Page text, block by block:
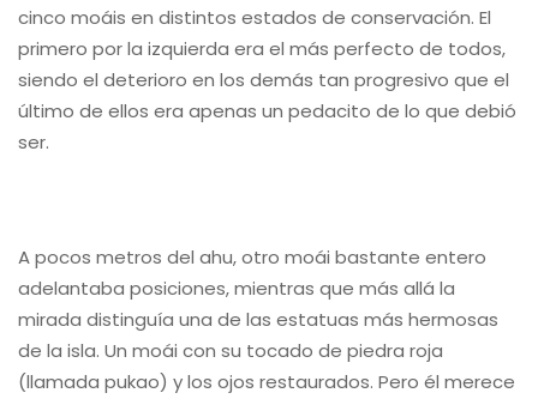
cinco moáis en distintos estados de conservación. El
primero por la izquierda era el más perfecto de todos,
siendo el deterioro en los demás tan progresivo que el
último de ellos era apenas un pedacito de lo que debió
ser.
A pocos metros del ahu, otro moái bastante entero
adelantaba posiciones, mientras que más allá la
mirada distinguía una de las estatuas más hermosas
de la isla. Un moái con su tocado de piedra roja
(llamada pukao) y los ojos restaurados. Pero él merece